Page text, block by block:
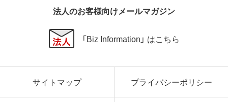
法人のお客様向けメールマガジン
「Biz Information」 はこちら
サイトマップ プライバシーポリシー